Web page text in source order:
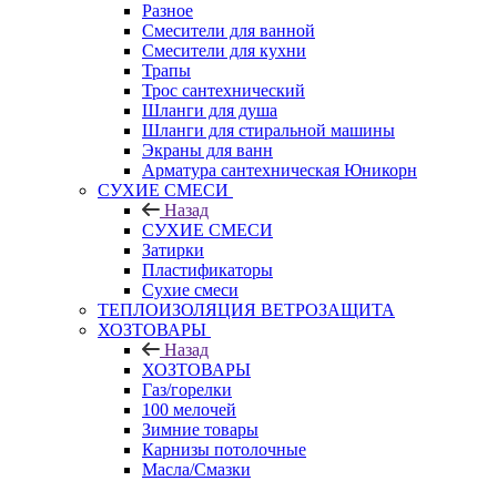
Разное
Смесители для ванной
Смесители для кухни
Трапы
Трос сантехнический
Шланги для душа
Шланги для стиральной машины
Экраны для ванн
Арматура сантехническая Юникорн
СУХИЕ СМЕСИ
Назад
СУХИЕ СМЕСИ
Затирки
Пластификаторы
Сухие смеси
ТЕПЛОИЗОЛЯЦИЯ ВЕТРОЗАЩИТА
ХОЗТОВАРЫ
Назад
ХОЗТОВАРЫ
Газ/горелки
100 мелочей
Зимние товары
Карнизы потолочные
Масла/Смазки